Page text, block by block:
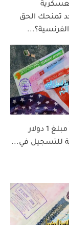
تمنحك الحق
جواز السفر و مبلغ 1 دولار
للتسجيل في...